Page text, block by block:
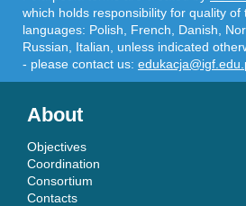
which holds responsibility for quality of
languages: Polish, French, Danish,
Russian, Italian, unless indicated
- please contact us:
About
Objectives
Coordination
Consortium
Contacts